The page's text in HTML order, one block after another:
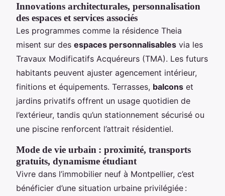
Innovations architecturales, personnalisation
des espaces et services associés
Les programmes comme la résidence Theia
misent sur des espaces personnalisables via les
Travaux Modificatifs Acquéreurs (TMA). Les futurs
habitants peuvent ajuster agencement intérieur,
finitions et équipements. Terrasses, balcons et
jardins privatifs offrent un usage quotidien de
l’extérieur, tandis qu’un stationnement sécurisé ou
une piscine renforcent l’attrait résidentiel.
Mode de vie urbain : proximité, transports
gratuits, dynamisme étudiant
Vivre dans l’immobilier neuf à Montpellier, c’est
bénéficier d’une situation urbaine privilégiée :